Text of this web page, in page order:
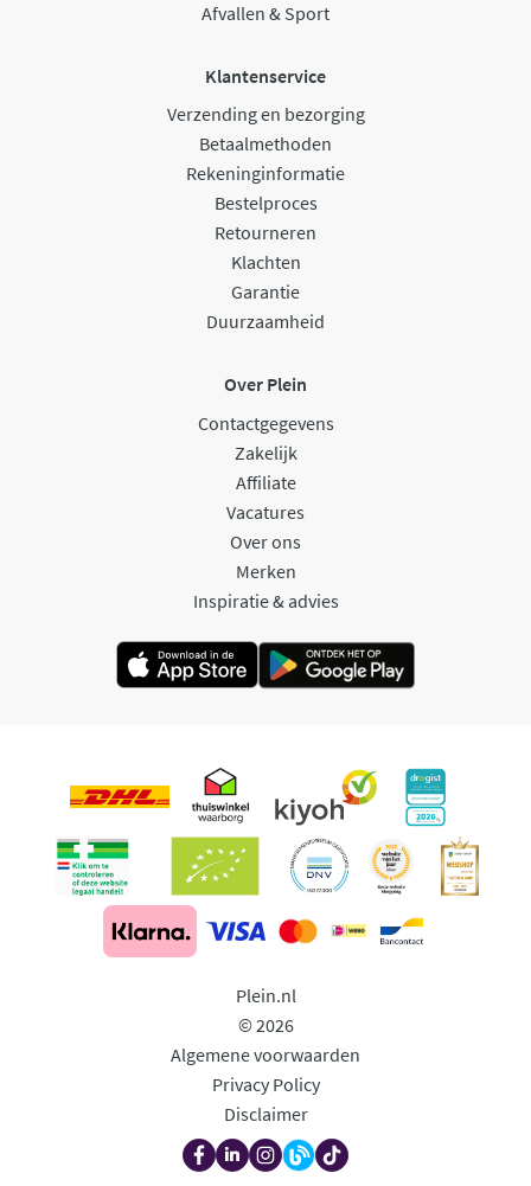
Afvallen & Sport
Klantenservice
Verzending en bezorging
Betaalmethoden
Rekeninginformatie
Bestelproces
Retourneren
Klachten
Garantie
Duurzaamheid
Over Plein
Contactgegevens
Zakelijk
Affiliate
Vacatures
Over ons
Merken
Inspiratie & advies
Plein.nl
© 2026
Algemene voorwaarden
Privacy Policy
Disclaimer